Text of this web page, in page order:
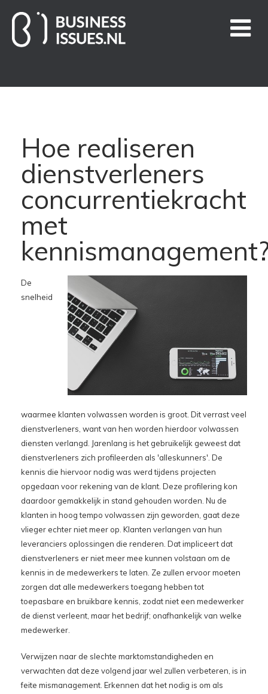
Home
Business Issues blogs
Nieuws
Contact
Hoe realiseren
dienstverleners
concurrentiekracht
met
De
snelheid
waarmee klanten volwassen worden is groot. Dit verrast veel
dienstverleners, want van hen worden hierdoor volwassen
diensten verlangd. Jarenlang is het gebruikelijk geweest dat
dienstverleners zich profileerden als 'alleskunners'. De
kennis die hiervoor nodig was werd tijdens projecten
opgedaan voor rekening van de klant. Deze profilering kon
daardoor gemakkelijk in stand gehouden worden. Nu de
klanten in hoog tempo volwassen zijn geworden, gaat deze
vlieger echter niet meer op. Klanten verlangen van hun
leveranciers oplossingen die renderen. Dat impliceert dat
dienstverleners er niet meer mee kunnen volstaan om de
kennis in de medewerkers te laten. Ze zullen ervoor moeten
zorgen dat alle medewerkers toegang hebben tot
toepasbare en bruikbare kennis, zodat niet een medewerker
de dienst verleent, maar het bedrijf; onafhankelijk van welke
medewerker.
Verwijzen naar de slechte marktomstandigheden en
verwachten dat deze volgend jaar wel zullen verbeteren, is in
feite mismanagement. Erkennen dat het nodig is om als